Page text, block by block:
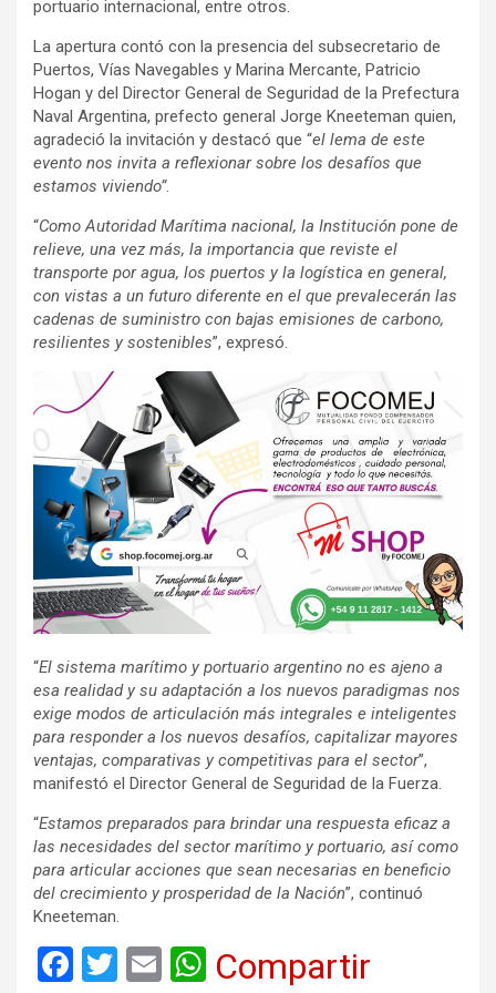
portuario internacional, entre otros.
La apertura contó con la presencia del subsecretario de
Puertos, Vías Navegables y Marina Mercante, Patricio
Hogan y del Director General de Seguridad de la Prefectura
Naval Argentina, prefecto general Jorge Kneeteman quien,
agradeció la invitación y destacó que “el lema de este
evento nos invita a reflexionar sobre los desafíos que
estamos viviendo”.
“Como Autoridad Marítima nacional, la Institución pone de
relieve, una vez más, la importancia que reviste el
transporte por agua, los puertos y la logística en general,
con vistas a un futuro diferente en el que prevalecerán las
cadenas de suministro con bajas emisiones de carbono,
resilientes y sostenibles”, expresó.
“El sistema marítimo y portuario argentino no es ajeno a
esa realidad y su adaptación a los nuevos paradigmas nos
exige modos de articulación más integrales e inteligentes
para responder a los nuevos desafíos, capitalizar mayores
ventajas, comparativas y competitivas para el sector”,
manifestó el Director General de Seguridad de la Fuerza.
“Estamos preparados para brindar una respuesta eficaz a
las necesidades del sector marítimo y portuario, así como
para articular acciones que sean necesarias en beneficio
del crecimiento y prosperidad de la Nación”, continuó
Kneeteman.
F
T
E
W
Compartir